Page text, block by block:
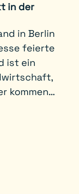
in der
in Berlin
feierte
ist ein
kommen…